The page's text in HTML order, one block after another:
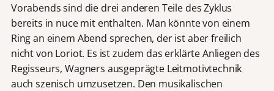
Vorabends sind die drei anderen Teile des Zyklus
bereits in nuce mit enthalten. Man könnte von einem
Ring an einem Abend sprechen, der ist aber freilich
nicht von Loriot. Es ist zudem das erklärte Anliegen des
Regisseurs, Wagners ausgeprägte Leitmotivtechnik
auch szenisch umzusetzen. Den musikalischen